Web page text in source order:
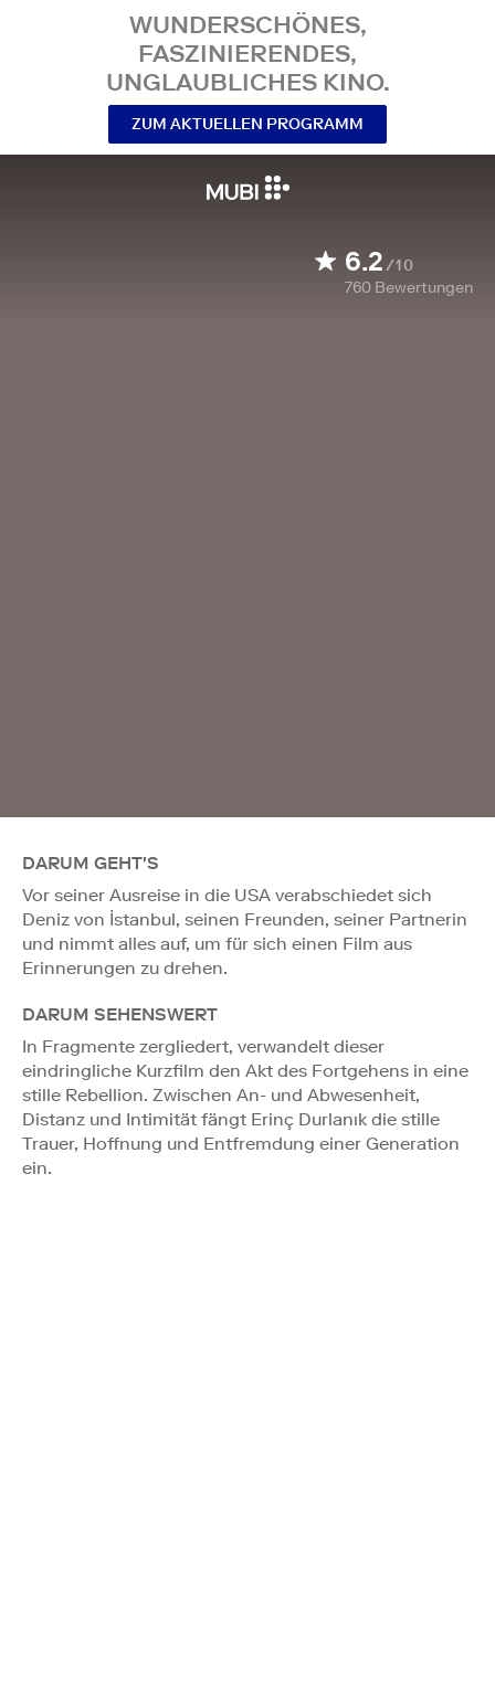
WUNDERSCHÖNES,
FASZINIERENDES,
UNGLAUBLICHES KINO.
ZUM AKTUELLEN PROGRAMM
6.2/10
760 Bewertungen
DARUM GEHT'S
Vor seiner Ausreise in die USA verabschiedet sich
Deniz von İstanbul, seinen Freunden, seiner Partnerin
und nimmt alles auf, um für sich einen Film aus
Erinnerungen zu drehen.
DARUM SEHENSWERT
In Fragmente zergliedert, verwandelt dieser
eindringliche Kurzfilm den Akt des Fortgehens in eine
stille Rebellion. Zwischen An- und Abwesenheit,
Distanz und Intimität fängt Erinç Durlanık die stille
Trauer, Hoffnung und Entfremdung einer Generation
ein.